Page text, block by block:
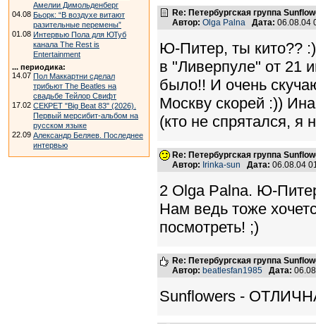
Амелии Димольденберг
04.08 Бьорк: “В воздухе витают
разительные перемены”
01.08 Интервью Пола для ЮТуб
канала The Rest is
Entertainment
... периодика:
14.07 Пол Маккартни сделал
трибьют The Beatles на
свадьбе Тейлор Свифт
17.02 СЕКРЕТ "Big Beat 83" (2026).
Первый мерсибит-альбом на
русском языке
22.09 Александр Беляев. Последнее
интервью
Re: Петербургская группа
Автор: Olga Palna Дата:
Ю-Питер, ты кито??
в "Ливерпуле" от 21
было!! И очень
Москву скорей :))
(кто не спрятался, я
Re: Петербургская группа
Автор: Irinka-sun Дата: 06.08.04
2 Olga Palna. Ю-
Нам ведь тоже
посмотреть! ;)
Re: Петербургская группа
Автор: beatlesfan1985 Дата:
Sunflowers -